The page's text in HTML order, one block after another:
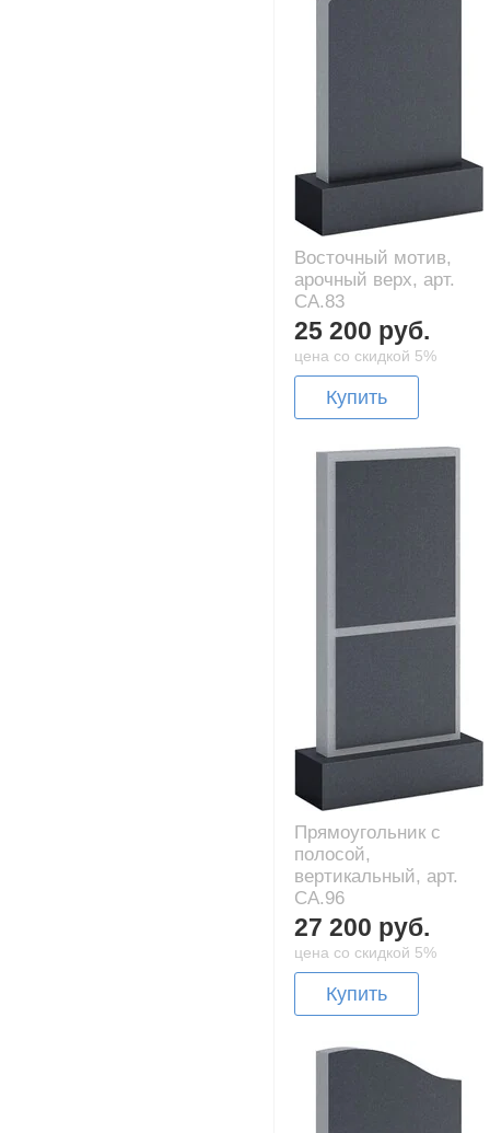
Восточный мотив,
арочный верх, арт.
CA.83
25 200 руб.
цена со скидкой 5%
Купить
Прямоугольник с
полосой,
вертикальный, арт.
CA.96
27 200 руб.
цена со скидкой 5%
Купить